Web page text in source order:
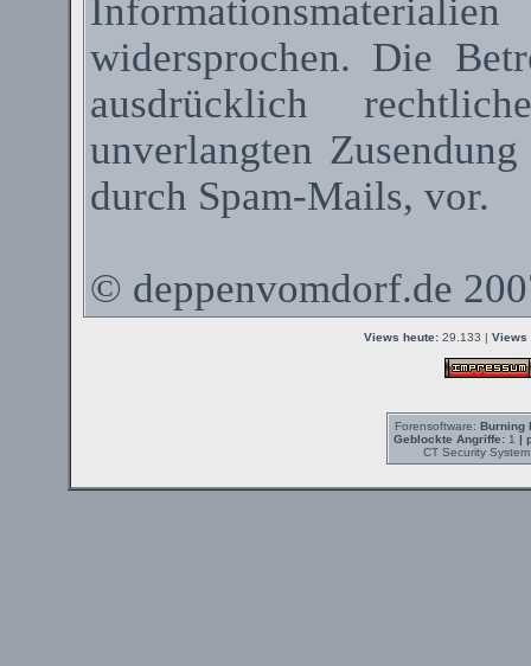
widersprochen. Die
ausdrücklich
unverlangten
durch Spam-Mails, vor.
© deppenvomdorf.de
Views heute: 29.133 | Views
Forensoftware: Burning
Geblockte Angriffe:1 |
CT Security